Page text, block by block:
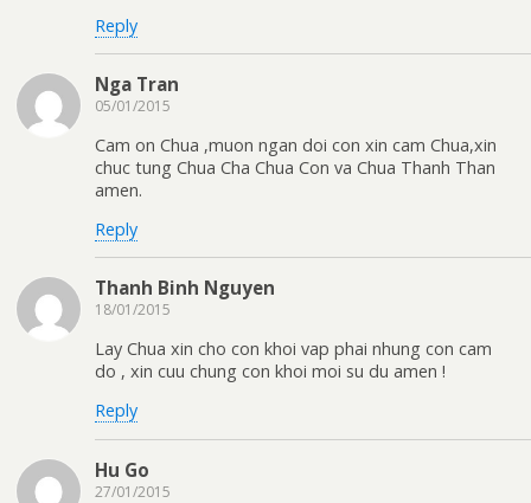
Reply
Nga Tran
05/01/2015
Cam on Chua ,muon ngan doi con xin cam Chua,xin
chuc tung Chua Cha Chua Con va Chua Thanh Than
amen.
Reply
Thanh Binh Nguyen
18/01/2015
Lay Chua xin cho con khoi vap phai nhung con cam
do , xin cuu chung con khoi moi su du amen !
Reply
Hu Go
27/01/2015